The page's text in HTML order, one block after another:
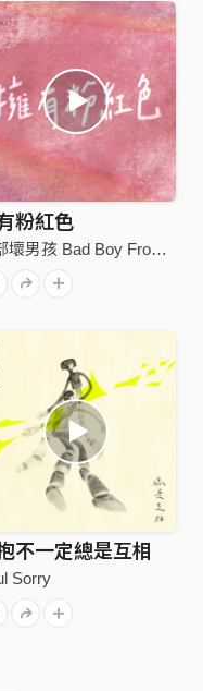
粉紅色
東部壞男孩 Bad Boy From East
不一定總是互相
Sorry